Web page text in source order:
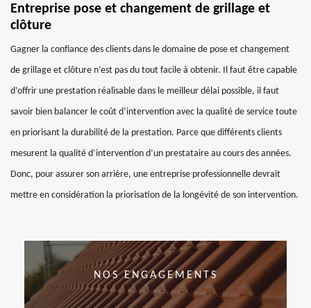
Entreprise pose et changement de grillage et
clôture
Gagner la confiance des clients dans le domaine de pose et changement
de grillage et clôture n’est pas du tout facile à obtenir. Il faut être capable
d’offrir une prestation réalisable dans le meilleur délai possible, il faut
savoir bien balancer le coût d’intervention avec la qualité de service toute
en priorisant la durabilité de la prestation. Parce que différents clients
mesurent la qualité d’intervention d’un prestataire au cours des années.
Donc, pour assurer son arrière, une entreprise professionnelle devrait
mettre en considération la priorisation de la longévité de son intervention.
NOS ENGAGEMENTS